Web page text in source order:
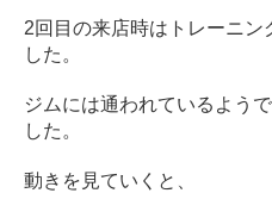
2回目の来店時はトレーニン
した。
ジムには通われているよう
した。
動きを見ていくと、